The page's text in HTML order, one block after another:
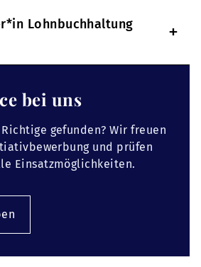
Lohnbuchhaltung
+
bei uns
gefunden? Wir freuen
und prüfen
Einsatzmöglichkeiten.